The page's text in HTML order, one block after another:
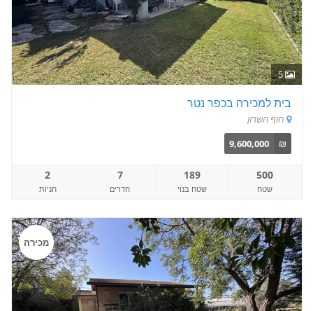
5
בית למכירה בכפר נטר
חוף השרון
₪
9,600,000
500
שטח
189
שטח בנוי
7
חדרים
2
חניות
מכירה